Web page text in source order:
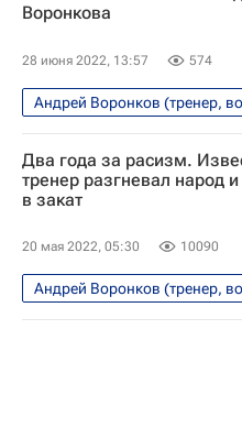
Уралочка-НТМК
Воронкова
28 июня 2022, 13:57 574
Андрей Воронков (тренер,
Волейбол
Локомотив
Аилама Сесе Монталво
Два года за расизм.
тренер разгневал народ
в закат
20 мая 2022, 05:30 10090
Андрей Воронков (тренер,
Волейбол
Материалы